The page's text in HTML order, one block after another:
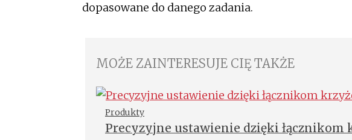
dopasowane do danego zadania.
MOŻE ZAINTERESUJE CIĘ TAKŻE
Produkty
Precyzyjne ustawienie dzięki